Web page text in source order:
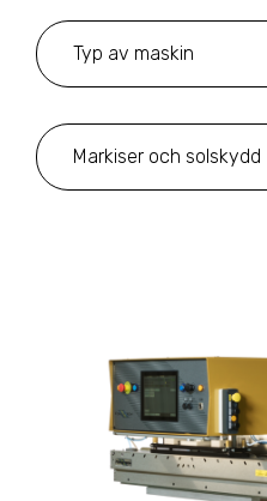
Typ av maskin
Markiser och solskydd